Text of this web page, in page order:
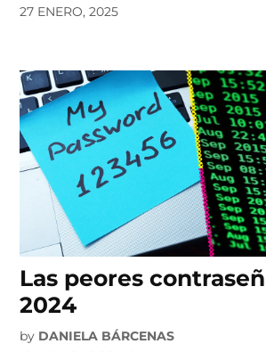
27 ENERO, 2025
Las peores
2024
by DANIELA BÁRCENAS